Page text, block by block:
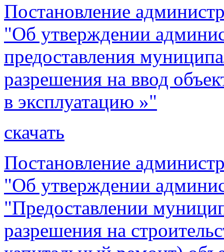
Постановление
"Об утверждении
предоставления
разрешения на ввод
в эксплуатацию »"
скачать
Постановление
"Об утверждении
"Предоставлении
разрешения на